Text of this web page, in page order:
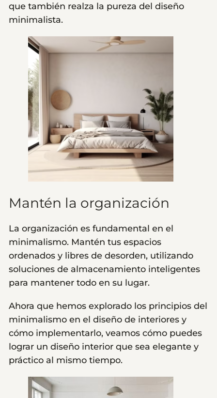
que también realza la pureza del diseño
minimalista.
Mantén la organización
La organización es fundamental en el
minimalismo. Mantén tus espacios
ordenados y libres de desorden, utilizando
soluciones de almacenamiento inteligentes
para mantener todo en su lugar.
Ahora que hemos explorado los principios del
minimalismo en el diseño de interiores y
cómo implementarlo, veamos cómo puedes
lograr un diseño interior que sea elegante y
práctico al mismo tiempo.